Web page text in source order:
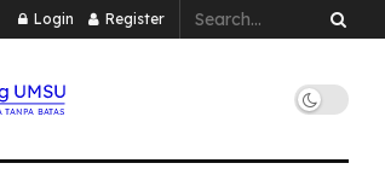
Login Register